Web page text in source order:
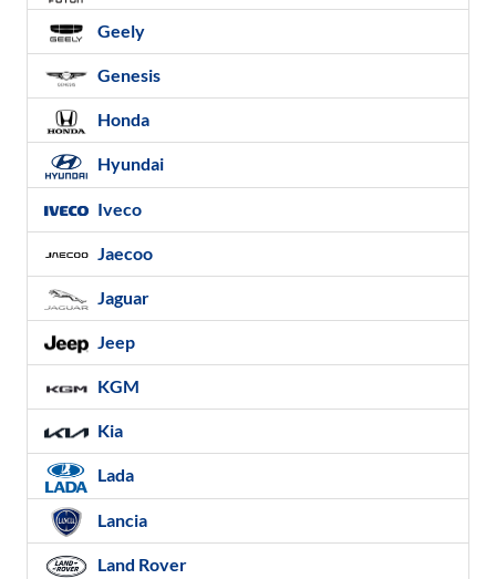
Geely
Genesis
Honda
Hyundai
Iveco
Jaecoo
Jaguar
Jeep
KGM
Kia
Lada
Lancia
Land Rover